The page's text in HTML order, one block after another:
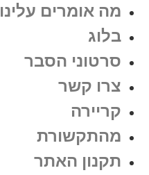
מה אומרים עלינו
בלוג
סרטוני הסבר
צרו קשר
קריירה
מהתקשורת
תקנון האתר